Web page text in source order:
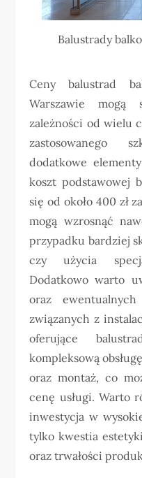
Balustrady
Ceny balustrad
Warszawie
zależności od wielu
zastosowanego
dodatkowe
koszt podstawowej
się od około 400 zł
mogą wzrosnąć
przypadku bardziej
czy użycia
Dodatkowo warto
oraz
związanych z
oferujące
kompleksową
oraz montaż, co
cenę usługi. Warto
inwestycja w
tylko kwestia
oraz trwałości